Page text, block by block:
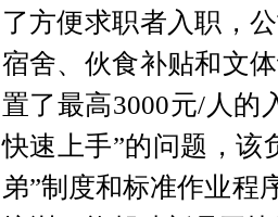
了方便求职者入职，
宿舍、伙食补贴和文
置了最高3000元/人的
快速上手”的问题，该
弟”制度和标准作业程